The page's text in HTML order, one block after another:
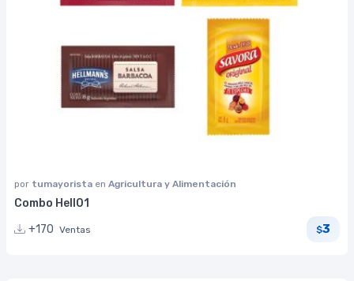
por tumayorista en Agricultura y Alimentación
Combo Hell01
+170 Ventas $3